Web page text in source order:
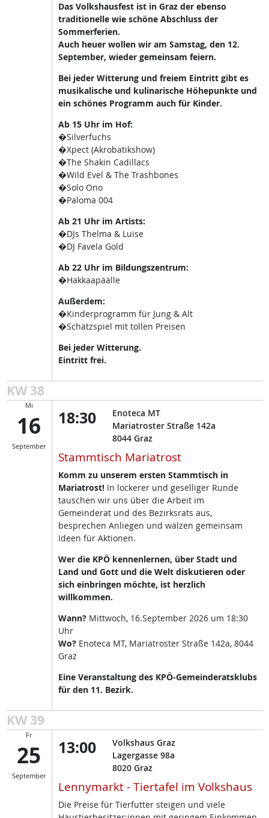
Das Volkshausfest ist in Graz der ebenso
traditionelle wie schöne Abschluss der
Sommerferien.
Auch heuer wollen wir am Samstag, den 12.
September, wieder gemeinsam feiern.
Bei jeder Witterung und freiem Eintritt gibt es
musikalische und kulinarische Höhepunkte und
ein schönes Programm auch für Kinder.
Ab 15 Uhr im Hof:
�Silverfuchs
�Xpect (Akrobatikshow)
�The Shakin Cadillacs
�Wild Evel & The Trashbones
�Solo Ono
�Paloma 004
Ab 21 Uhr im Artists:
�DJs Thelma & Luise
�DJ Favela Gold
Ab 22 Uhr im Bildungszentrum:
�Hakkaapäälle
Außerdem:
�Kinderprogramm für Jung & Alt
�Schätzspiel mit tollen Preisen
Bei jeder Witterung.
Eintritt frei.
KW 38
Mi
16
September
18:30
Enoteca MT
Mariatroster Straße 142a
8044 Graz
Stammtisch Mariatrost
Komm zu unserem ersten Stammtisch in
Mariatrost!In lockerer und geselliger Runde
tauschen wir uns über die Arbeit im
Gemeinderat und des Bezirksrats aus,
besprechen Anliegen und wälzen gemeinsam
Ideen für Aktionen.
Wer die KPÖ kennenlernen, über Stadt und
Land und Gott und die Welt diskutieren oder
sich einbringen möchte, ist herzlich
willkommen.
Wann?Mittwoch, 16.September 2026 um 18:30
Uhr
Wo?Enoteca MT, Mariatroster Straße 142a, 8044
Graz
Eine Veranstaltung des KPÖ-Gemeinderatsklubs
für den 11. Bezirk.
KW 39
Fr
25
September
13:00
Volkshaus Graz
Lagergasse 98a
8020 Graz
Lennymarkt - Tiertafel im Volkshaus
Die Preise für Tierfutter steigen und viele